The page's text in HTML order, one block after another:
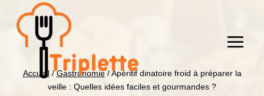
contenu
Accueil / Gastronomie / Apéritif dinatoire froid à préparer la
veille : Quelles idées faciles et gourmandes ?